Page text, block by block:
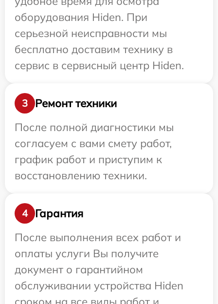
оборудования Hiden. При
серьезной неисправности мы
бесплатно доставим технику в
сервис в сервисный центр Hiden.
3
Ремонт техники
После полной диагностики мы
согласуем с вами смету работ,
график работ и приступим к
восстановлению техники.
4
Гарантия
После выполнения всех работ и
оплаты услуги Вы получите
документ о гарантийном
обслуживании устройства Hiden